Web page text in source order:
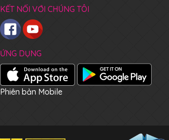
KẾT NỐI VỚI CHÚNG TÔI
ỨNG DỤNG
Phiên bản Mobile